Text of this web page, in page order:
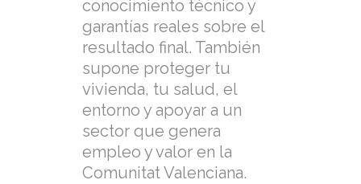
conocimiento técnico y
garantías reales sobre el
resultado final. También
supone proteger tu
vivienda, tu salud, el
entorno y apoyar a un
sector que genera
empleo y valor en la
Comunitat Valenciana.